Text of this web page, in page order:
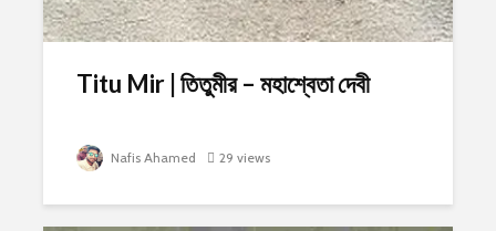
Titu Mir | তিতুমীর – মহাশ্বেতা দেবী
Nafis Ahamed 29 views